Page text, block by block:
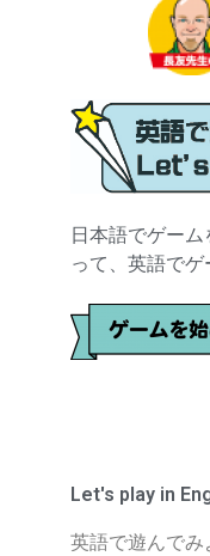
日本語でゲー
って、英語でゲ
Let's play in
英語で遊んでみ